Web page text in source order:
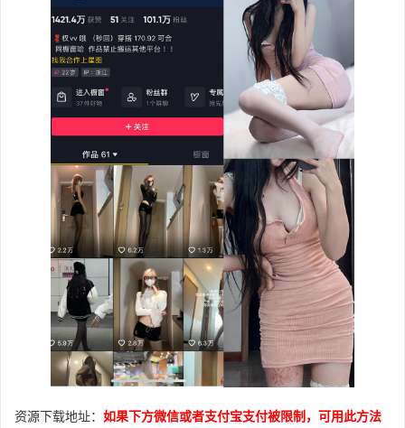
资源下载地址： 如果下方微信或者支付宝支付被限制，可用此方法